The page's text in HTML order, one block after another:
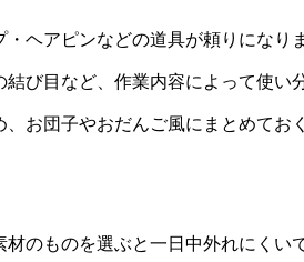
ヘアピンなどの道具が頼りになり
び目など、作業内容によって使い
お団子やおだんご風にまとめてお
のものを選ぶと一日中外れにくい